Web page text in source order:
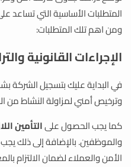
المتطلبات الأساسية التي تساعد
ومن اهم تلك المتطلبات:
الإجراءات القانونية
في البداية عليك بتسجيل الشركة
وترخيص أمني لمزاولة النشاط من
كما يجب الحصول علىالتأمين
والموظفين. بالإضافة إلى ذلك
الأمن والعملاء لضمان الالتزام